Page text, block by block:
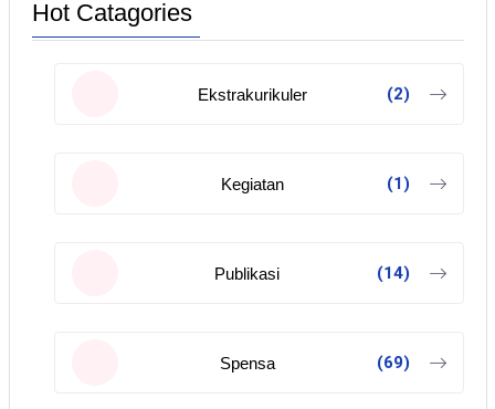
Hot Catagories
Ekstrakurikuler (2)
Kegiatan (1)
Publikasi (14)
Spensa (69)